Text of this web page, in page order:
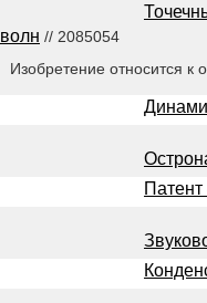
волн // 2085054
Изобретение относится к